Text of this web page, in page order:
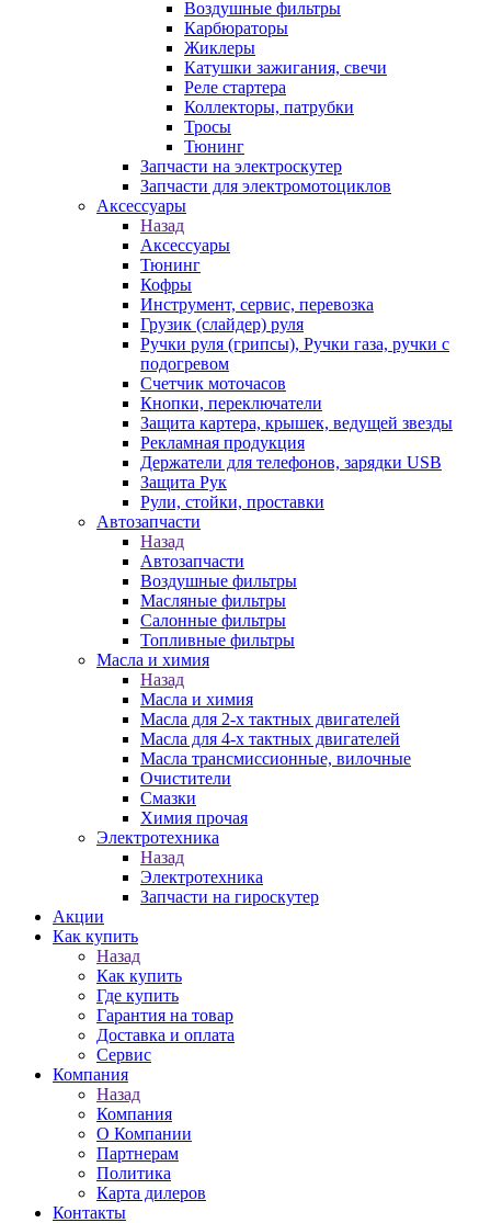
Воздушные фильтры
Карбюраторы
Жиклеры
Катушки зажигания, свечи
Реле стартера
Коллекторы, патрубки
Тросы
Тюнинг
Запчасти на электроскутер
Запчасти для электромотоциклов
Аксессуары
Назад
Аксессуары
Тюнинг
Кофры
Инструмент, сервис, перевозка
Грузик (слайдер) руля
Ручки руля (грипсы), Ручки газа, ручки с
подогревом
Счетчик моточасов
Кнопки, переключатели
Защита картера, крышек, ведущей звезды
Рекламная продукция
Держатели для телефонов, зарядки USB
Защита Рук
Рули, стойки, проставки
Автозапчасти
Назад
Автозапчасти
Воздушные фильтры
Масляные фильтры
Салонные фильтры
Топливные фильтры
Масла и химия
Назад
Масла и химия
Масла для 2-х тактных двигателей
Масла для 4-х тактных двигателей
Масла трансмиссионные, вилочные
Очистители
Смазки
Химия прочая
Электротехника
Назад
Электротехника
Запчасти на гироскутер
Акции
Как купить
Назад
Как купить
Где купить
Гарантия на товар
Доставка и оплата
Сервис
Компания
Назад
Компания
О Компании
Партнерам
Политика
Карта дилеров
Контакты